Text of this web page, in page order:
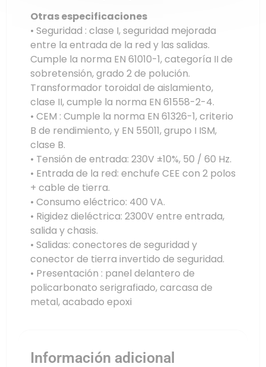
Otras especificaciones
• Seguridad : clase I, seguridad mejorada
entre la entrada de la red y las salidas.
Cumple la norma EN 61010-1, categoría II de
sobretensión, grado 2 de polución.
Transformador toroidal de aislamiento,
clase II, cumple la norma EN 61558-2-4.
• CEM : Cumple la norma EN 61326-1, criterio
B de rendimiento, y EN 55011, grupo I ISM,
clase B.
• Tensión de entrada: 230V ±10%, 50 / 60 Hz.
• Entrada de la red: enchufe CEE con 2 polos
+ cable de tierra.
• Consumo eléctrico: 400 VA.
• Rigidez dieléctrica: 2300V entre entrada,
salida y chasis.
• Salidas: conectores de seguridad y
conector de tierra invertido de seguridad.
• Presentación : panel delantero de
policarbonato serigrafiado, carcasa de
metal, acabado epoxi
Información adicional